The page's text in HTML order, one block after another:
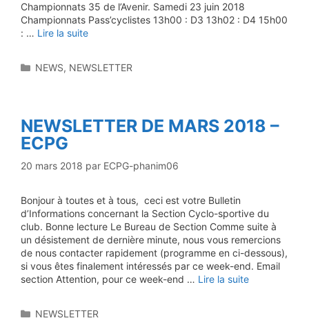
Championnats 35 de l’Avenir. Samedi 23 juin 2018
Championnats Pass’cyclistes 13h00 : D3 13h02 : D4 15h00
: … Lire la suite
Catégories
NEWS, NEWSLETTER
NEWSLETTER DE MARS 2018 –
ECPG
20 mars 2018 par ECPG-phanim06
Bonjour à toutes et à tous, ceci est votre Bulletin
d’Informations concernant la Section Cyclo-sportive du
club. Bonne lecture Le Bureau de Section Comme suite à
un désistement de dernière minute, nous vous remercions
de nous contacter rapidement (programme en ci-dessous),
si vous êtes finalement intéressés par ce week-end. Email
section Attention, pour ce week-end … Lire la suite
Catégories
NEWSLETTER